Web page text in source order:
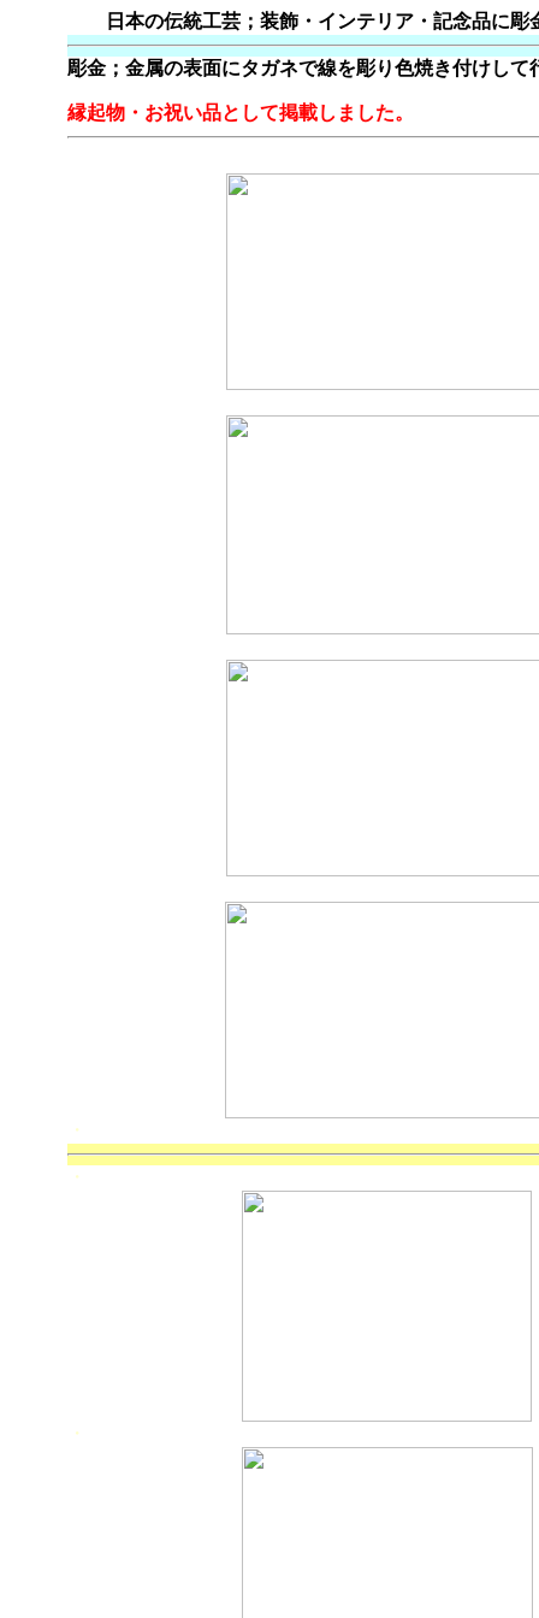
日本の伝統工芸；装飾・インテリア・記念品に彫
彫金；金属の表面にタガネで線を彫り色焼き付けして
縁起物・お祝い品として掲載しました。
・
・
・